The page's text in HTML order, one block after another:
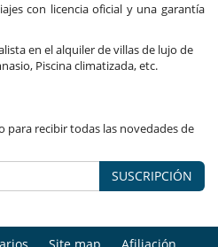
con licencia oficial y una garantía
en el alquiler de villas de lujo de
Piscina climatizada, etc.
para recibir todas las novedades de
SUSCRIPCIÓN